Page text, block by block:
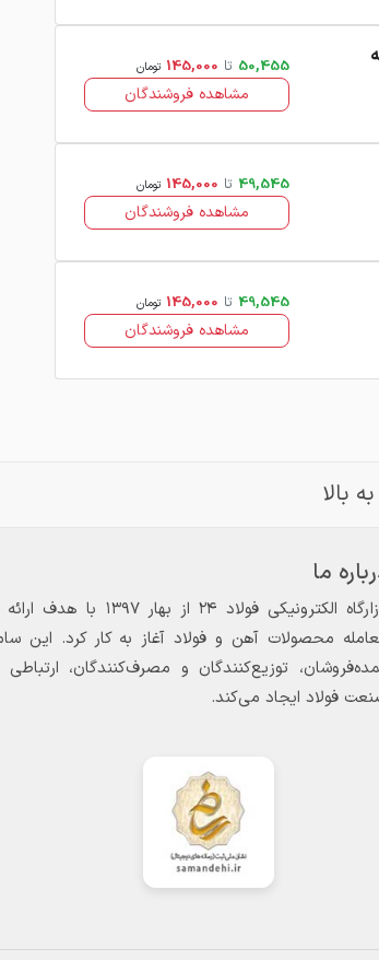
50,455 تا 145,000 تومان
مشاهده فروشندگان
49,545 تا 145,000 تومان
مشاهده فروشندگان
49,545 تا 145,000 تومان
مشاهده فروشندگان
بالا
ما
بازارگاه الکترونیکی
محصولات آهن و فولاد آغاز به کار کرد. این
توزیع‌کنندگان و مصرف‌کنندگان،
فولاد ایجاد می‌کند.